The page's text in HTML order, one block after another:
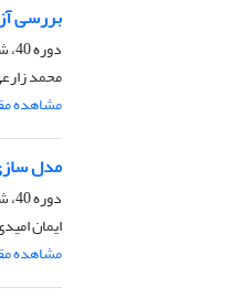
بررسی
دوره 40، شماره 4، زمستان 1400، صفحه
محمد
مشاهده
مدل
دوره 40، شماره 3، پاییز 1400، صفحه
ایمان
مشاهده